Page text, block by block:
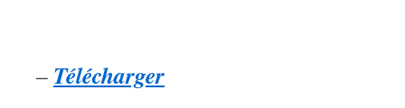
– Télécharger